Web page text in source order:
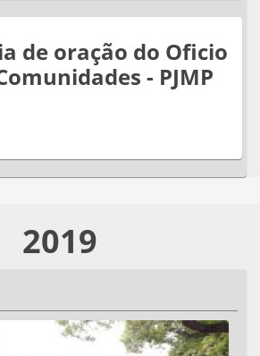
de oração do Oficio
- PJMP
2019